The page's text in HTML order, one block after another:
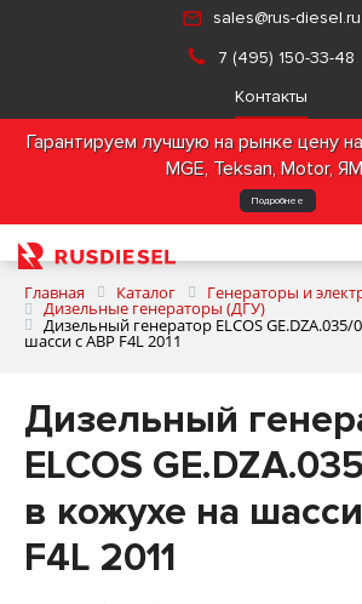
sales@rus-diesel.ru
7 (495) 150-33-48
Контакты
Гарантируем лучшую на рынке цену
MGE, Teksan, Motor,
Подробнее
Продукция
Клиентам
Главная Каталог Генераторы и
Дизельные генераторы (ДГУ)
Дизельный генератор ELCOS GE.DZA.035/
шасси с АВР F4L 2011
Дизельный
ELCOS
в кожухе на
F4L 2011